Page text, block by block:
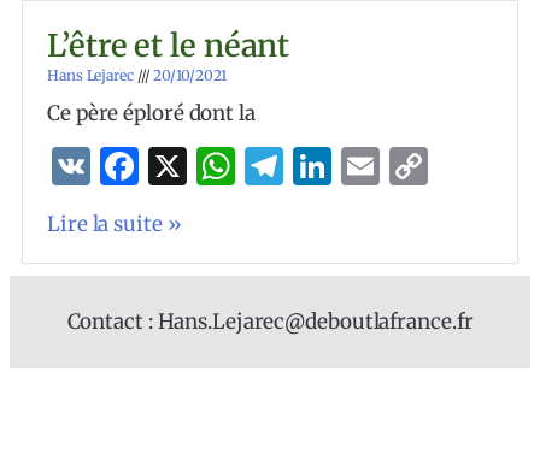
L’être et le néant
Hans Lejarec 20/10/2021
Ce père éploré dont la
VK Facebook
X WhatsApp
Telegram
LinkedIn
Email
Lire la suite »
Contact : Hans.Lejarec@deboutlafrance.fr